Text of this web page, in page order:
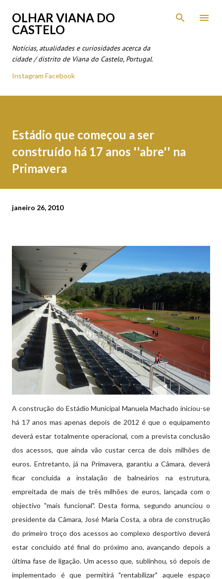
Avançar para o conteúdo principal
OLHAR VIANA DO
CASTELO
Notícias, atualidades e curiosidades acerca da
cidade / distrito de Viana do Castelo, Portugal.
Instagram Facebook
Estádio que começou a ser
construído há 17 anos ''abre'' na
Primavera
janeiro 26, 2010
A construção do Estádio Municipal Manuela Machado iniciou-se
há 17 anos mas apenas depois de 2012 é que o equipamento
deverá estar totalmente operacional, com a prevista conclusão
dos acessos, que ainda vão custar cerca de dois milhões de
euros. Entretanto, já na Primavera, garantiu a Câmara, deverá
ficar concluída a instalação de balneários na estrutura,
empreitada de mais de três milhões de euros, lançada com o
objectivo "mais funcional". Desta forma, segundo anunciou o
presidente da Câmara, José Maria Costa, a obra de construção
do primeiro troço dos acessos ao complexo desportivo deverá
estar concluído até final do próximo ano, avançando depois a
última fase de ligação. Um acesso que, sublinhou, só depois de
implementado é que permitirá "rentabilizar" aquele espaço